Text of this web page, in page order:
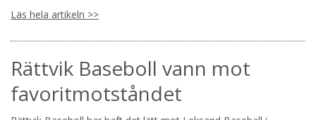
Läs hela artikeln >>
Rättvik Baseboll vann mot
favoritmotståndet